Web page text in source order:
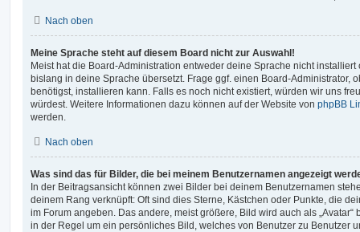
Nach oben
Meine Sprache steht auf diesem Board nicht zur Auswahl!
Meist hat die Board-Administration entweder deine Sprache nicht
bislang in deine Sprache übersetzt. Frage ggf. einen Board-Administrator,
benötigst, installieren kann. Falls es noch nicht existiert, würden wir uns
würdest. Weitere Informationen dazu können auf der Website von phpBB
werden.
Nach oben
Was sind das für Bilder, die bei meinem Benutzernamen angezeigt
In der Beitragsansicht können zwei Bilder bei deinem Benutzernamen
deinem Rang verknüpft: Oft sind dies Sterne, Kästchen oder Punkte, die
im Forum angeben. Das andere, meist größere, Bild wird auch als
in der Regel um ein persönliches Bild, welches von Benutzer zu Benutzer